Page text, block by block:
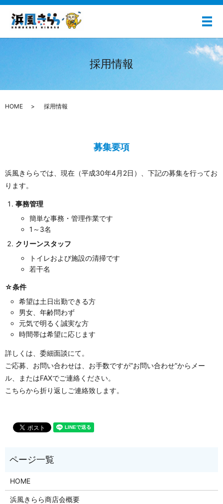
メ
採用情報
HOME 採用情報
募集要項
浜風きららでは、現在（平成30年4月2日）、下記の募集を行ってお
ります。
事務管理
簡単な事務・管理作業です
1～3名
クリーンスタッフ
トイレおよび施設の清掃です
若干名
☆条件
希望は土日出勤できる方
男女、年齢問わず
元気で明るく誠実な方
時間帯は希望に応じます
詳しくは、委細面談にて。
ご応募、お問い合わせは、お手数ですが”お問い合わせ”からメー
ル、またはFAXでご連絡ください。
こちらから折り返しご連絡致します。
HOME
浜風きらら商店会概要